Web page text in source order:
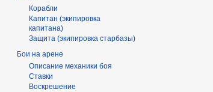
Корабли
Капитан (экипировка
капитана)
Защита (экипировка старбазы)
Бои на арене
Описание механики боя
Ставки
Воскрешение